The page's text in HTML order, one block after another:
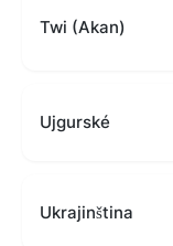
Twi (Akan)
Ujgurské
Ukrajinština